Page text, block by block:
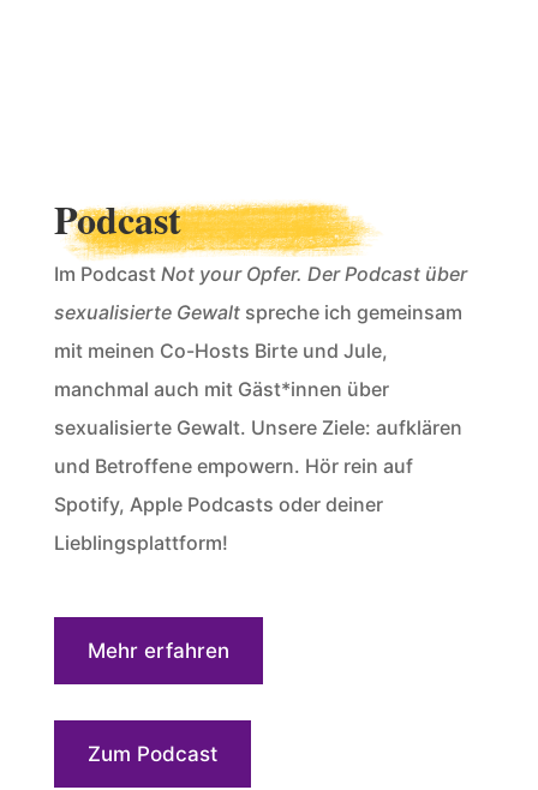
Podcast
Im Podcast Not your Opfer. Der Podcast über
sexualisierte Gewaltspreche ich gemeinsam
mit meinen Co-Hosts Birte und Jule,
manchmal auch mit Gäst*innen über
sexualisierte Gewalt. Unsere Ziele: aufklären
und Betroffene empowern. Hör rein auf
Spotify, Apple Podcasts oder deiner
Lieblingsplattform!
Mehr erfahren
Zum Podcast